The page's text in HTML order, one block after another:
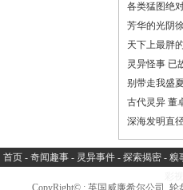
各类猛图绝
芳华的光阴
天下上最胖
灵异怪事 已
别带走我盛
古代灵异 董
深海发明直
首页 - 奇闻趣事 - 灵异事件 - 探索揭密 - 糗
CopyRight© ; 英国威廉希尔公司_